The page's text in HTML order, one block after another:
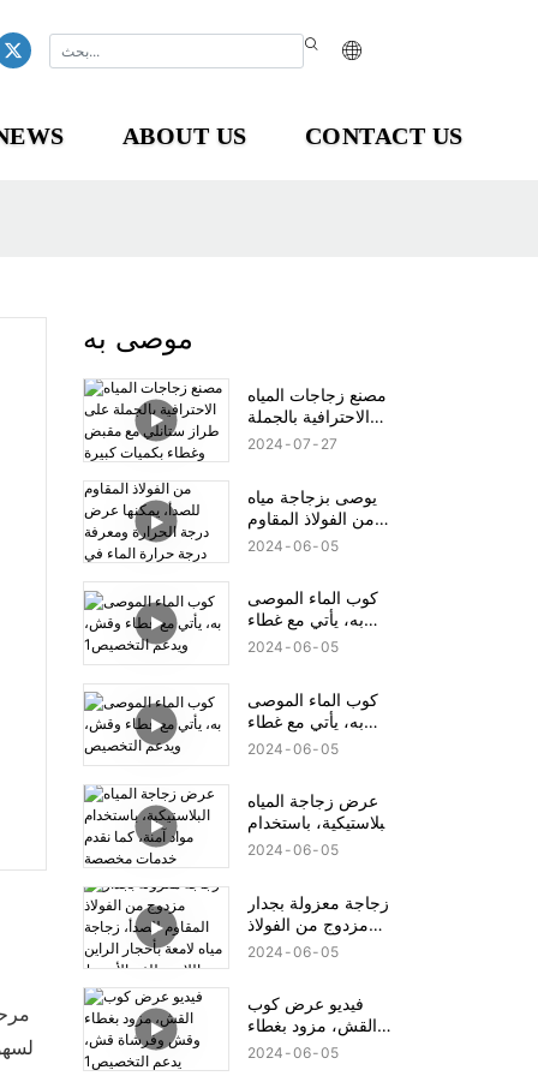
ABOUT US CONTACT US
موصى به
مصنع زجاجات المياه
الاحترافية بالجملة
على طراز ستانلي مع
2024 07 27
يوصى بزجاجة مياه
من الفولاذ المقاوم
للصدأ، يمكنها عرض
الماء في الزجاجة،
آمنة وعملية!
2024 06 05
كوب الماء الموصى
به، يأتي مع غطاء
وقش، ويدعم
2024 06 05
كوب الماء الموصى
به، يأتي مع غطاء
وقش، ويدعم
2024 06 05
عرض زجاجة المياه
البلاستيكية، باستخدام
مواد آمنة، كما نقدم
2024 06 05
زجاجة معزولة بجدار
مزدوج من الفولاذ
المقاوم للصدأ، زجاجة
الأوسط
2024 06 05
فيديو عرض كوب
القش، مزود بغطاء
وقش وفرشاة قش،
2024 06 05